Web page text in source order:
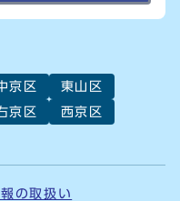
京区
東山区
京区
西京区
の取扱い